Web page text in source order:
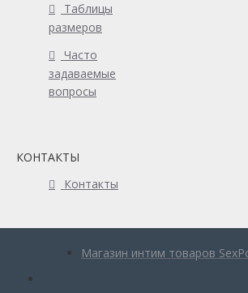
Таблицы
размеров
Часто
задаваемые
вопросы
КОНТАКТЫ
Контакты
Магазин интим товаров